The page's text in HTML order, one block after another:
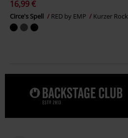
16,99 €
Circe's Spell RED by EMP Kurzer Rock